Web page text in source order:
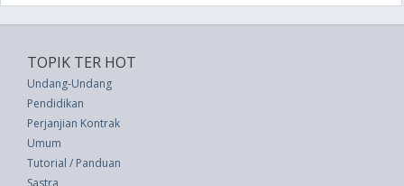
TOPIK TER HOT
Undang-Undang
Pendidikan
Perjanjian Kontrak
Umum
Tutorial / Panduan
Sastra